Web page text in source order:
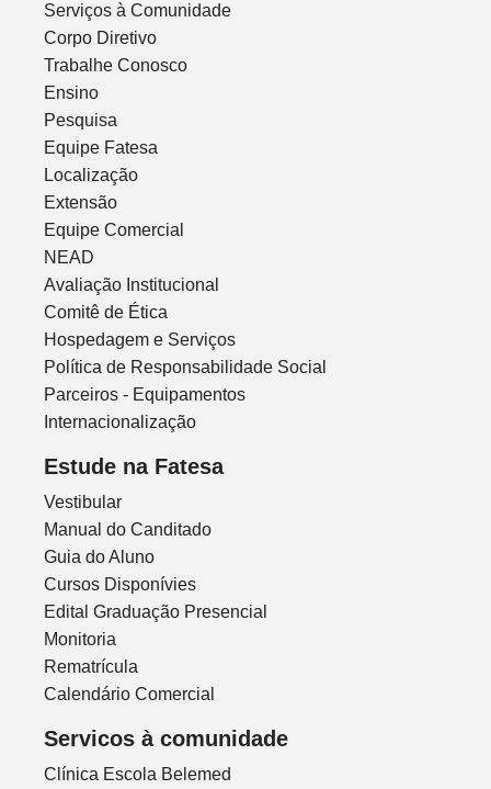
Serviços à Comunidade
Corpo Diretivo
Trabalhe Conosco
Ensino
Pesquisa
Equipe Fatesa
Localização
Extensão
Equipe Comercial
NEAD
Avaliação Institucional
Comitê de Ética
Hospedagem e Serviços
Política de Responsabilidade Social
Parceiros - Equipamentos
Internacionalização
Estude na Fatesa
Vestibular
Manual do Canditado
Guia do Aluno
Cursos Disponívies
Edital Graduação Presencial
Monitoria
Rematrícula
Calendário Comercial
Servicos à comunidade
Clínica Escola Belemed